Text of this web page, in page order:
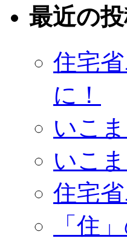
最近の
住宅
に！
いこ
いこ
住宅
「住